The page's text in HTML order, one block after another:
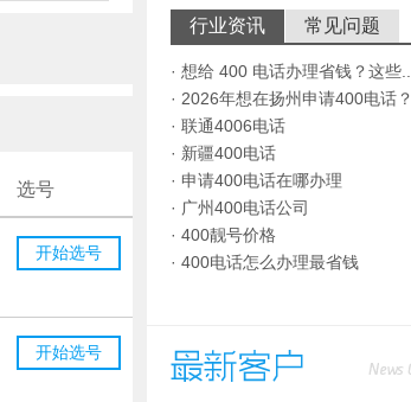
选号
开始选号
开始选号
行业资讯 常见问题
· 想给 400 电话办理省钱？这些...
· 2026年想在扬州申请400电话？
· 联通4006电话
· 新疆400电话
· 申请400电话在哪办理
· 广州400电话公司
· 400靓号价格
· 400电话怎么办理最省钱